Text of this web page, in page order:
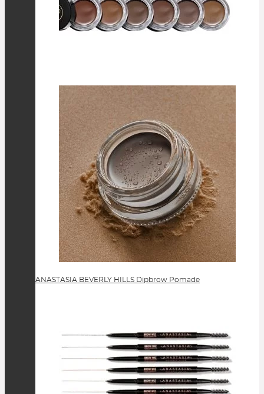
ANASTASIA BEVERLY HILLS Dipbrow Pomade